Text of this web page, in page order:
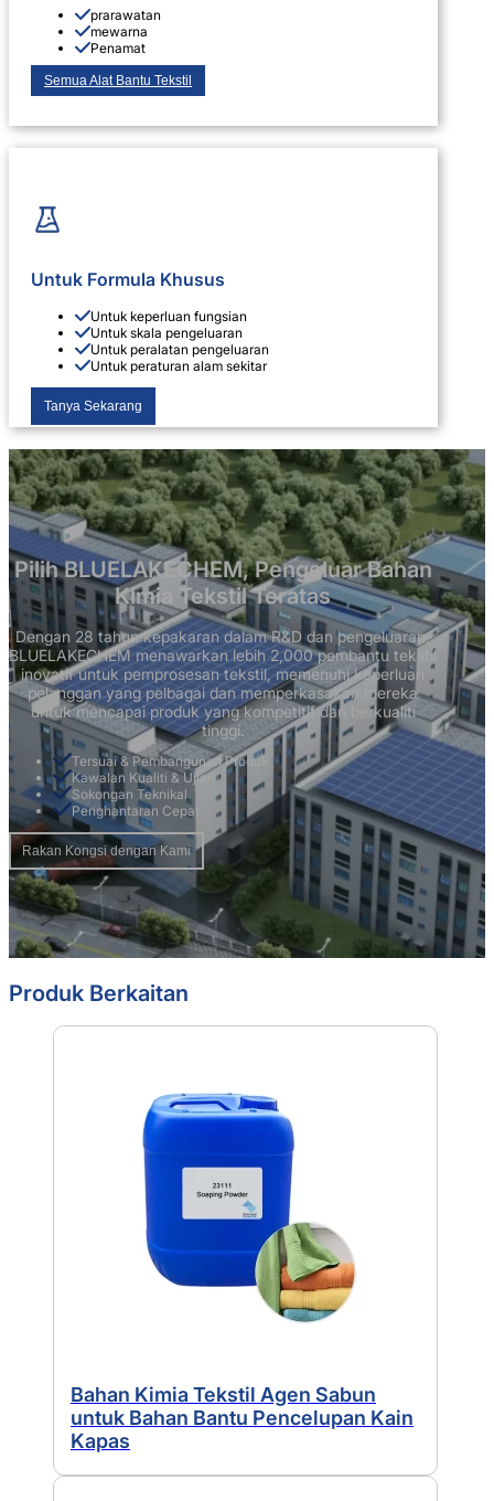
prarawatan
mewarna
Penamat
Semua Alat Bantu Tekstil
Untuk Formula Khusus
Untuk keperluan fungsian
Untuk skala pengeluaran
Untuk peralatan pengeluaran
Untuk peraturan alam sekitar
Tanya Sekarang
Pilih BLUELAKECHEM, Pengeluar Bahan
Kimia Tekstil Teratas
Dengan 28 tahun kepakaran dalam R&D dan pengeluaran,
BLUELAKECHEM menawarkan lebih 2,000 pembantu tekstil
inovatif untuk pemprosesan tekstil, memenuhi keperluan
pelanggan yang pelbagai dan memperkasakan mereka
untuk mencapai produk yang kompetitif dan berkualiti
tinggi.
Tersuai & Pembangunan Produk
Kawalan Kualiti & Ujian
Sokongan Teknikal
Penghantaran Cepat
Rakan Kongsi dengan Kami
Produk Berkaitan
Bahan Kimia Tekstil Agen Sabun
untuk Bahan Bantu Pencelupan Kain
Kapas